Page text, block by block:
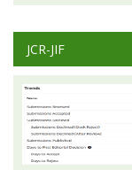
JCR-JIF